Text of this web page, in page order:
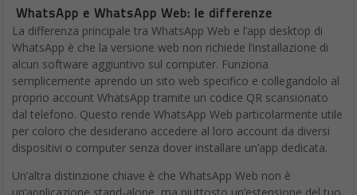
semplice la gestione di account personali e professionali
separati. Questa funzione è particolarmente utile per chi lavora
con più dispositivi o gestisce più linee di comunicazione.
Impostazioni Privacy e Crittografia End-to-End
WhatsApp Web eredita le solide misure di sicurezza e privacy di
WhatsApp per dispositivi mobili, inclusa la crittografia end-to-
end. Ciò garantisce che tutte le conversazioni e i file condivisi
siano protetti da crittografia e accessibili solo ai partecipanti
della chat. Inoltre, è possibile personalizzare le impostazioni di
privacy per controllare chi può vedere l’ultimo accesso, la foto
del profilo e altre informazioni personali.